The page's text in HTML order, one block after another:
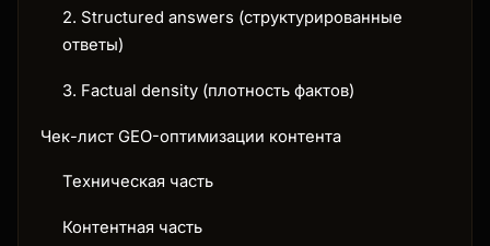
2. Structured answers (структурированные
ответы)
3. Factual density (плотность фактов)
Чек-лист GEO-оптимизации контента
Техническая часть
Контентная часть